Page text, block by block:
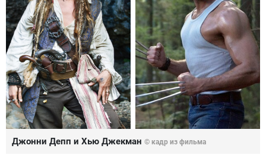
Джонни Депп и Хью Джекман © кадр из фильма